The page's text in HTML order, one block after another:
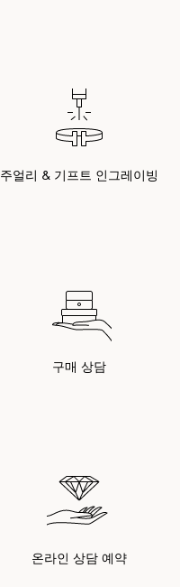
주얼리 & 기프트 인그레이빙
구매 상담
온라인 상담 예약